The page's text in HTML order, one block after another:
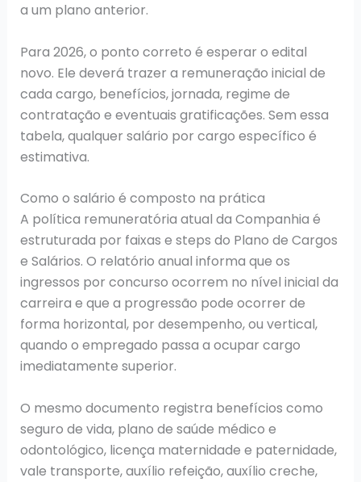
a um plano anterior.
Para 2026, o ponto correto é esperar o edital
novo. Ele deverá trazer a remuneração inicial de
cada cargo, benefícios, jornada, regime de
contratação e eventuais gratificações. Sem essa
tabela, qualquer salário por cargo específico é
estimativa.
Como o salário é composto na prática
A política remuneratória atual da Companhia é
estruturada por faixas e steps do Plano de Cargos
e Salários. O relatório anual informa que os
ingressos por concurso ocorrem no nível inicial da
carreira e que a progressão pode ocorrer de
forma horizontal, por desempenho, ou vertical,
quando o empregado passa a ocupar cargo
imediatamente superior.
O mesmo documento registra benefícios como
seguro de vida, plano de saúde médico e
odontológico, licença maternidade e paternidade,
vale transporte, auxílio refeição, auxílio creche,